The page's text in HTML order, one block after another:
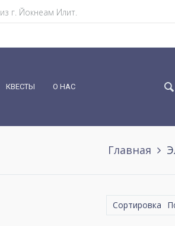
из г. Йокнеам Илит.
КВЕСТЫ О НАС
Главная
Сортировка